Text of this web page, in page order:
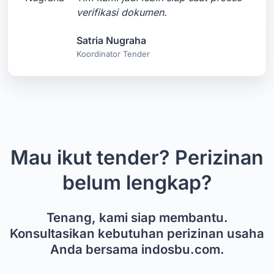
verifikasi dokumen.
Satria Nugraha
Koordinator Tender
Mau ikut tender? Perizinan
belum lengkap?
Tenang, kami siap membantu.
Konsultasikan kebutuhan perizinan usaha
Anda bersama indosbu.com.